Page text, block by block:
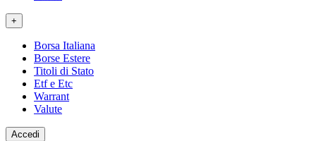
+
Borsa Italiana
Borse Estere
Titoli di Stato
Etf e Etc
Warrant
Valute
Accedi